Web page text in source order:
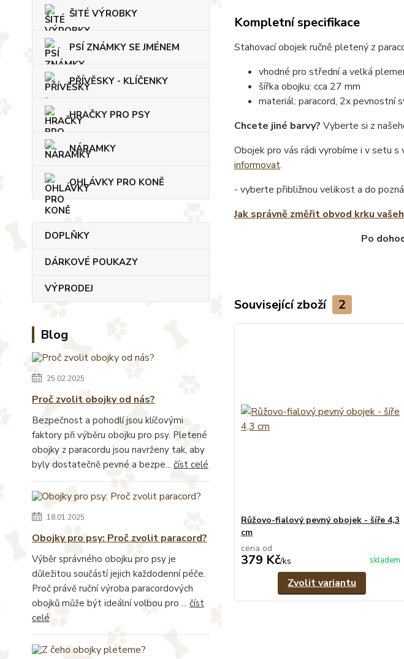
ŠITÉ VÝROBKY
PSÍ ZNÁMKY SE JMÉNEM
PŘÍVĚSKY - KLÍČENKY
HRAČKY PRO PSY
NÁRAMKY
OHLÁVKY PRO KONĚ
DOPLŇKY
DÁRKOVÉ POUKAZY
VÝPRODEJ
Blog
25.02.2025
Proč zvolit obojky od nás?
Bezpečnost a pohodlí jsou klíčovými
faktory při výběru obojku pro psy. Pletené
obojky z paracordu jsou navrženy tak, aby
byly dostatečně pevné a bezpe... číst celé
18.01.2025
Obojky pro psy: Proč zvolit paracord?
Výběr správného obojku pro psy je
důležitou součástí jejich každodenní péče.
Proč právě ruční výroba paracordových
obojků může být ideální volbou pro ... číst
celé
Kompletní specifikace
Stahovací obojek ručně pletený z
vhodné pro střední a velká
šířka obojku: cca 27 mm
materiál: paracord, 2x pevnostní
Chcete jiné barvy? Vyberte si z
Obojek pro vás rádi vyrobíme i v setu
informovat.
- vyberte přibližnou velikost a do
Jak správně změřit obvod krku
Po
Související zboží 2
Růžovo-fialový pevný obojek - šíře 4,3
cm
cena od
379 Kč/ks skladem
Zvolit variantu